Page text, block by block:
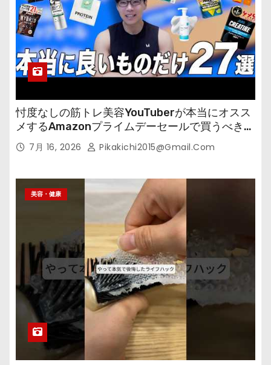
忖度なしの筋トレ美容YouTuberが本当にオスス
メするAmazonプライムデーセールで買うべきも
の 7月 16, 2026 Pikakichi2015@gmail.com
美容・健康